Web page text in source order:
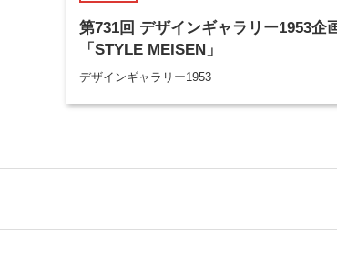
第731回 デザインギャラリー1953企
「STYLE MEISEN」
デザインギャラリー1953